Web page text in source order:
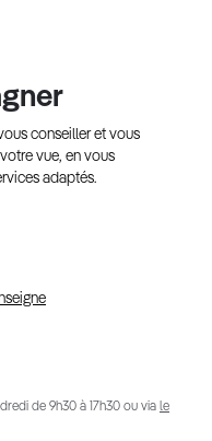
conseiller et vous
vue, en vous
adaptés.
de 9h30 à 17h30 ou via le